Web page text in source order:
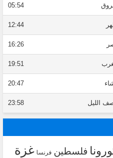
05:54
12:44
16:26
19:51
20:47
الليل 23:58
فلسطين فرنسا غزة